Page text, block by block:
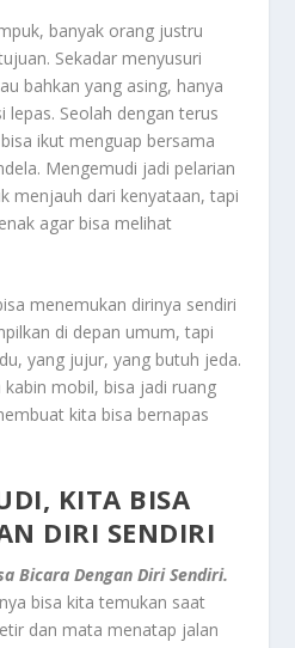
banyak orang justru
Sekadar menyusuri
bahkan yang asing, hanya
lepas. Seolah dengan terus
ikut menguap bersama
Mengemudi jadi pelarian
menjauh dari kenyataan, tapi
agar bisa melihat
menemukan dirinya sendiri
di depan umum, tapi
yang jujur, yang butuh jeda.
mobil, bisa jadi ruang
kita bisa bernapas
KITA BISA
DIRI SENDIRI
Bicara Dengan Diri Sendiri.
bisa kita temukan saat
dan mata menatap jalan